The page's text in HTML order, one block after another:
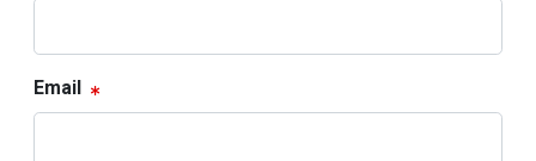
Email